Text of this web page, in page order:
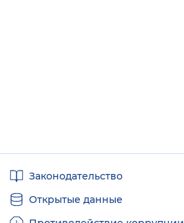
ссылкиЗаконодательство
Открытые данные